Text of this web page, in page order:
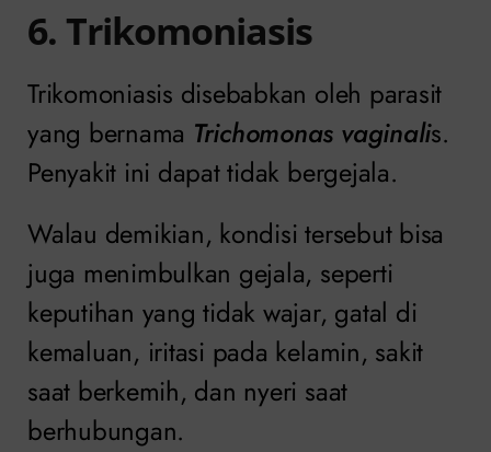
6. Trikomoniasis
Trikomoniasis disebabkan oleh parasit
yang bernama Trichomonas vaginalis.
Penyakit ini dapat tidak bergejala.
Walau demikian, kondisi tersebut bisa
juga menimbulkan gejala, seperti
keputihan yang tidak wajar, gatal di
kemaluan, iritasi pada kelamin, sakit
saat berkemih, dan nyeri saat
berhubungan.